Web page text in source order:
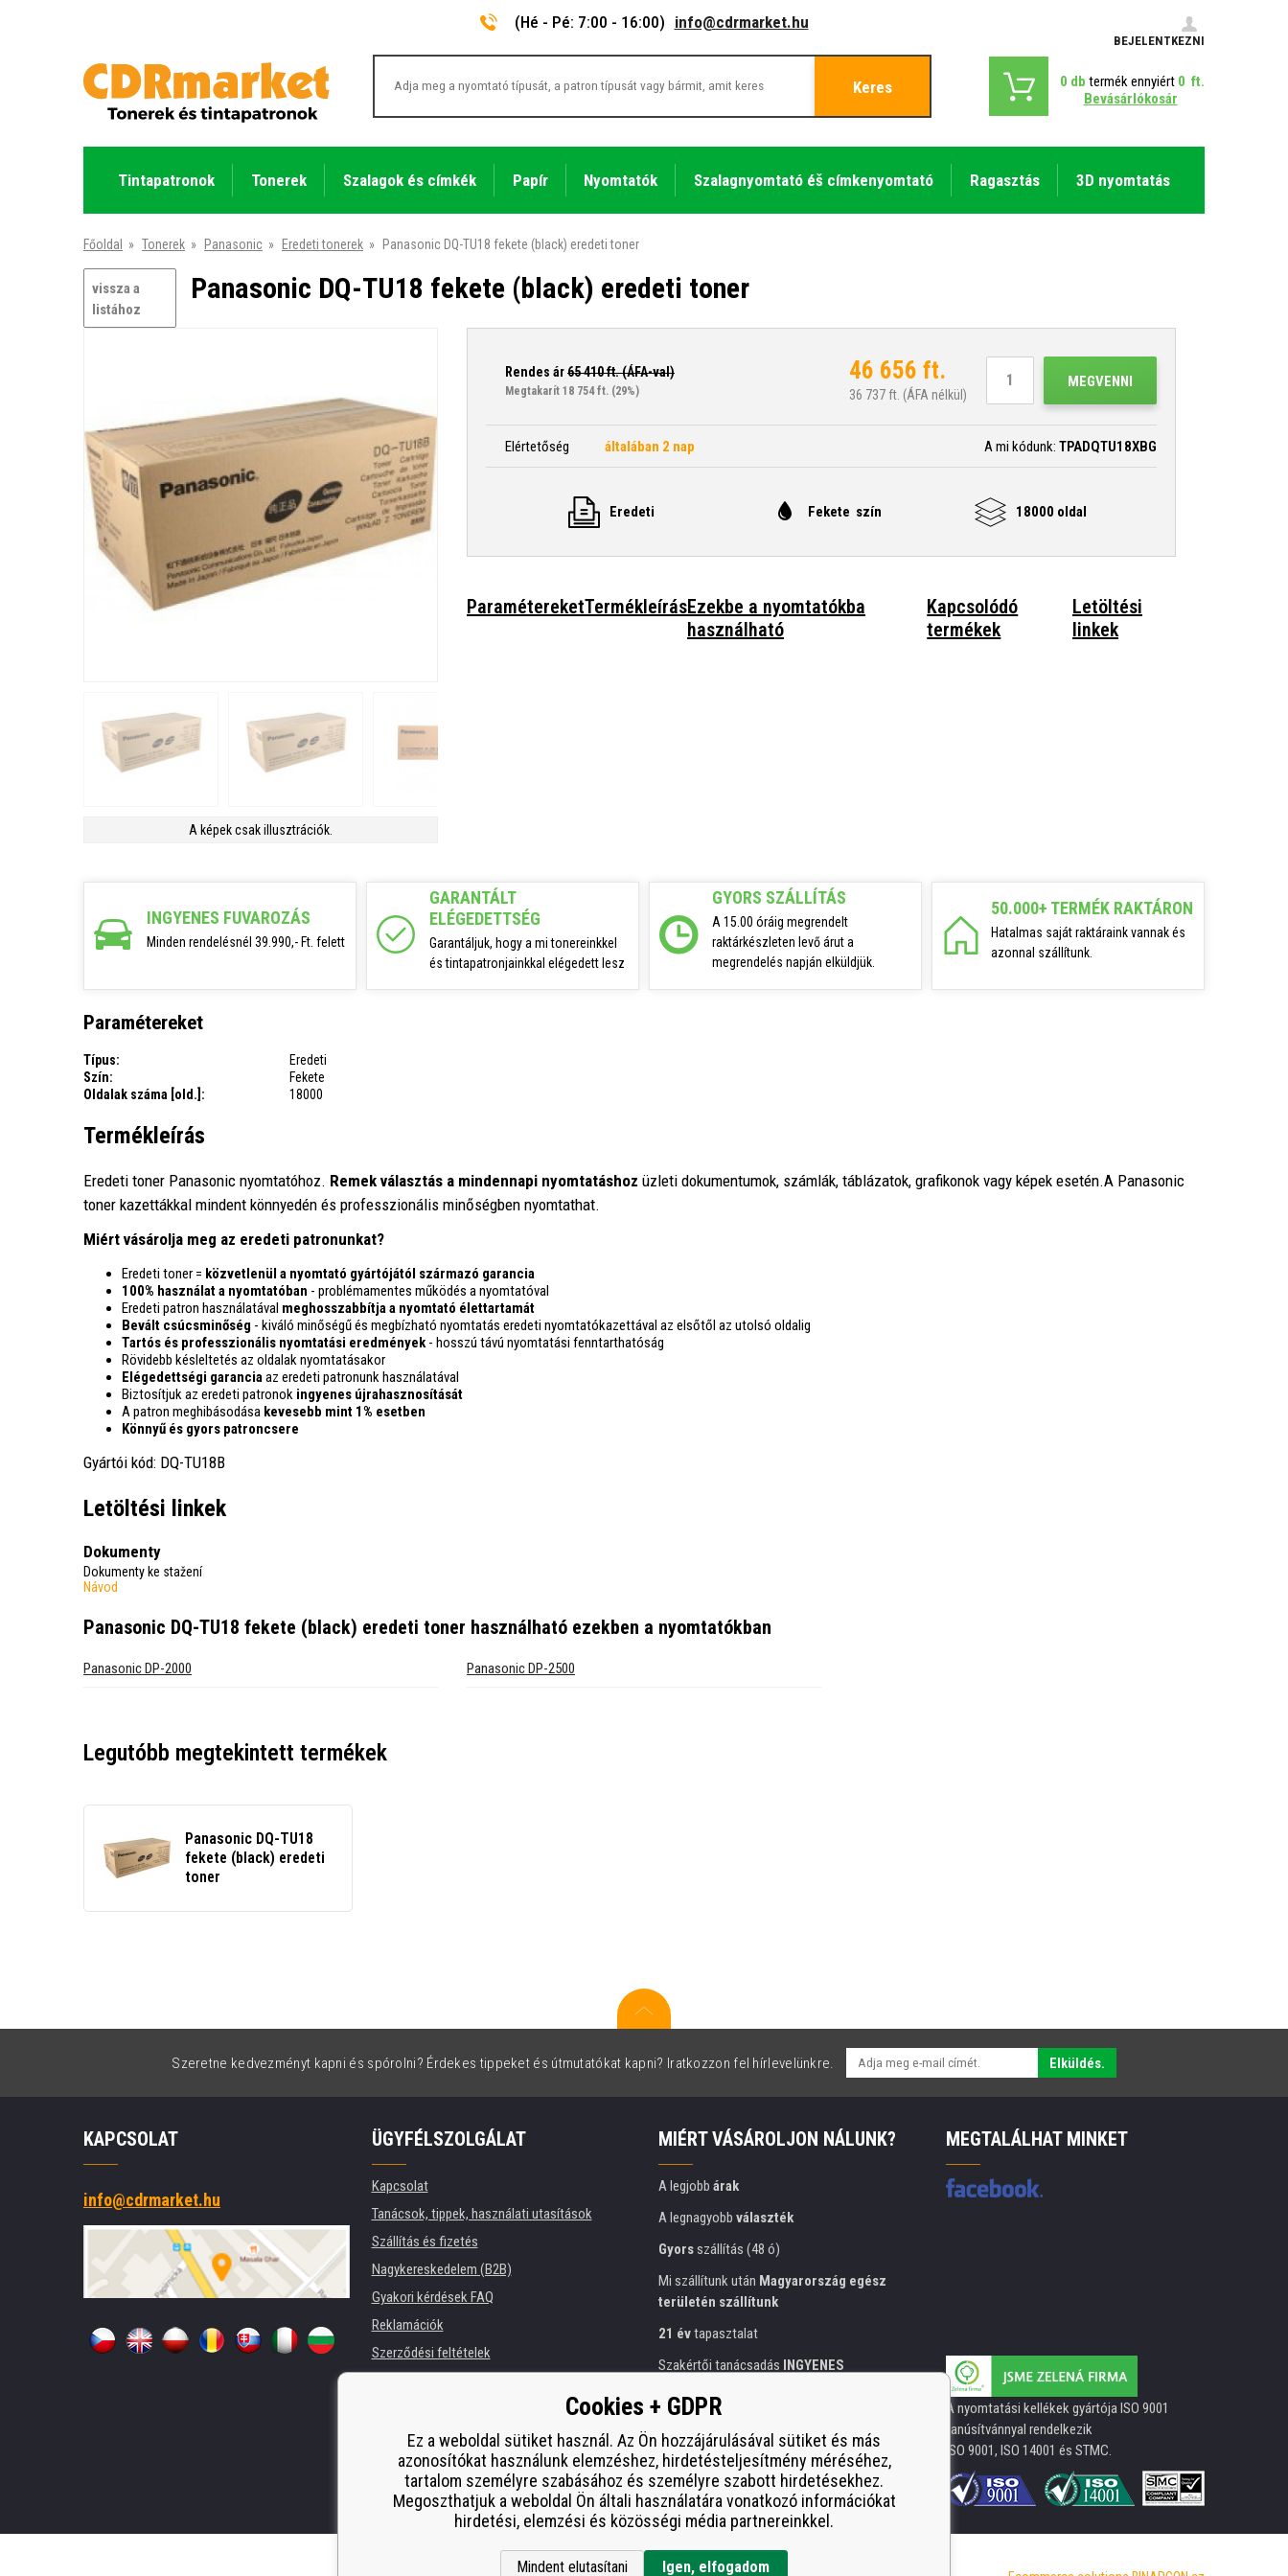
(Hé - Pé: 7:00 - 16:00) info@cdrmarket.hu
BEJELENTKEZNI
Keres 0 db termék ennyiért 0 ft.
Bevásárlókosár
Tintapatronok Tonerek Szalagok és címkék Papír Nyomtatók Szalagnyomtató éš címkenyomtató Ragasztás 3D nyomtatás
Főoldal » Tonerek » Panasonic » Eredeti tonerek » Panasonic DQ-TU18 fekete (black) eredeti toner
vissza a
listához
Panasonic DQ-TU18 fekete (black) eredeti toner
A képek csak illusztrációk.
Rendes ár65 410ft. (ÁFA-val)
Megtakarít 18 754 ft. (29%)
46 656 ft.
36 737ft. (ÁFA nélkül)
MEGVENNI
Elértetőség általában 2 nap A mi kódunk: TPADQTU18XBG
Eredeti Fekete szín 18000 oldal
ParamétereketTermékleírásEzekbe a nyomtatókba
használható
Kapcsolódó
termékek
Letöltési
linkek
INGYENES FUVAROZÁS
Minden rendelésnél 39.990,- Ft. felett
GARANTÁLT
ELÉGEDETTSÉG
Garantáljuk, hogy a mi tonereinkkel
és tintapatronjainkkal elégedett lesz
GYORS SZÁLLÍTÁS
A 15.00 óráig megrendelt
raktárkészleten levő árut a
megrendelés napján elküldjük.
50.000+ TERMÉK RAKTÁRON
Hatalmas saját raktáraink vannak és
azonnal szállítunk.
Paramétereket
Típus:
Eredeti
Szín:
Fekete
Oldalak száma [old.]:
18000
Termékleírás
Eredeti toner Panasonic nyomtatóhoz. Remek választás a mindennapi nyomtatáshoz üzleti dokumentumok, számlák, táblázatok, grafikonok vagy képek esetén.A Panasonic
toner kazettákkal mindent könnyedén és professzionális minőségben nyomtathat.
Miért vásárolja meg az eredeti patronunkat?
Eredeti toner = közvetlenül a nyomtató gyártójától származó garancia
100% használat a nyomtatóban - problémamentes működés a nyomtatóval
Eredeti patron használatával meghosszabbítja a nyomtató élettartamát
Bevált csúcsminőség - kiváló minőségű és megbízható nyomtatás eredeti nyomtatókazettával az elsőtől az utolsó oldalig
Tartós és professzionális nyomtatási eredmények- hosszú távú nyomtatási fenntarthatóság
Rövidebb késleltetés az oldalak nyomtatásakor
Elégedettségi garanciaaz eredeti patronunk használatával
Biztosítjuk az eredeti patronok ingyenes újrahasznosítását
A patron meghibásodása kevesebb mint 1% esetben
Könnyű és gyors patroncsere
Gyártói kód: DQ-TU18B
Letöltési linkek
Dokumenty
Dokumenty ke stažení
Návod
Panasonic DQ-TU18 fekete (black) eredeti toner használható ezekben a nyomtatókban
Panasonic DP-2000 Panasonic DP-2500
Legutóbb megtekintett termékek
Panasonic DQ-TU18
fekete (black) eredeti
toner
Szeretne kedvezményt kapni és spórolni? Érdekes tippeket és útmutatókat kapni? Iratkozzon fel hírlevelünkre. Elküldés.
KAPCSOLAT
info@cdrmarket.hu
ÜGYFÉLSZOLGÁLAT
Kapcsolat
Tanácsok, tippek, használati utasítások
Szállítás és fizetés
Nagykereskedelem (B2B)
Gyakori kérdések FAQ
Reklamációk
Szerződési feltételek
Nyomtatók bérlése
Pótló teljesítmény
Odstoupení od smlouvy
MIÉRT VÁSÁROLJON NÁLUNK?
A legjobb árak
A legnagyobb választék
Gyorsszállítás (48 ó)
Mi szállítunk után Magyarország egész
területén szállítunk
21 évtapasztalat
Szakértői tanácsadás
INGYENES
Előzékeny hozzáállás
Biztonságoson-line fizetés
MEGTALÁLHAT MINKET
A nyomtatási kellékek gyártója ISO 9001
tanúsítvánnyal rendelkezik
ISO 9001, ISO 14001 és STMC.
Cookies + GDPR
Ez a weboldal sütiket használ. Az Ön hozzájárulásával sütiket és más
azonosítókat használunk elemzéshez, hirdetésteljesítmény méréséhez,
tartalom személyre szabásához és személyre szabott hirdetésekhez.
Megoszthatjuk a weboldal Ön általi használatára vonatkozó információkat
hirdetési, elemzési és közösségi média partnereinkkel.
Mindent elutasítani Igen, elfogadom